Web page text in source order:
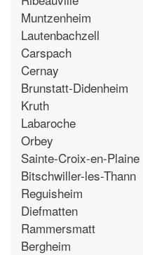
Muntzenheim
Lautenbachzell
Carspach
Cernay
Brunstatt-Didenheim
Kruth
Labaroche
Orbey
Sainte-Croix-en-Plaine
Bitschwiller-les-Thann
Reguisheim
Diefmatten
Rammersmatt
Bergheim